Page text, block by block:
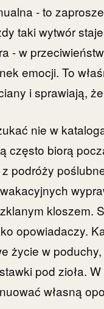
- to
taki wytwór
- w
emocji. To
i sprawiają,
nie w
często biorą
podróży
kloszem.
opowiadaczy.
życie w
pod zioła.
własną